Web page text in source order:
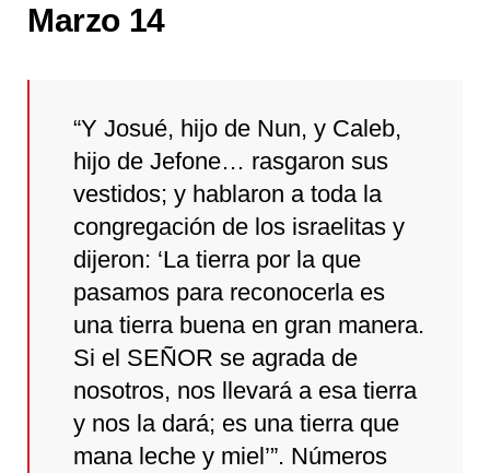
Marzo 14
“Y Josué, hijo de Nun, y Caleb,
hijo de Jefone… rasgaron sus
vestidos; y hablaron a toda la
congregación de los israelitas y
dijeron: ‘La tierra por la que
pasamos para reconocerla es
una tierra buena en gran manera.
Si el SEÑOR se agrada de
nosotros, nos llevará a esa tierra
y nos la dará; es una tierra que
mana leche y miel’”. Números